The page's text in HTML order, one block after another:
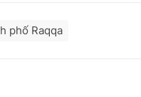
phố Raqqa